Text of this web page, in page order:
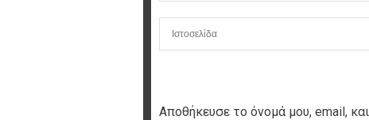
Αποθήκευσε το όνομά μου, email,